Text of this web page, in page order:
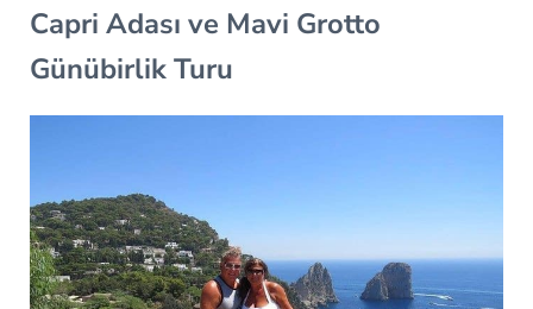
Capri Adası ve Mavi Grotto
Günübirlik Turu